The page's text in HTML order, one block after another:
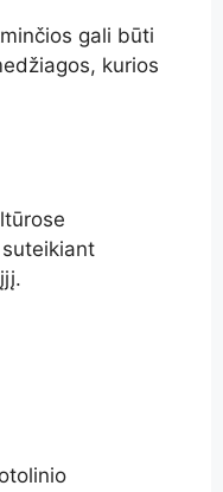
gali būti
kurios